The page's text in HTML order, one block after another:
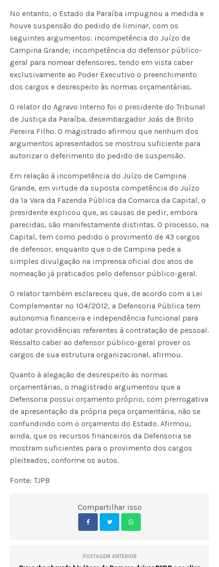
No entanto, o Estado da Paraíba impugnou a medida e
houve suspensão do pedido de liminar, com os
seguintes argumentos: incompetência do Juízo de
Campina Grande; incompetência do defensor público-
geral para nomear defensores, tendo em vista caber
exclusivamente ao Poder Executivo o preenchimento
dos cargos e desrespeito às normas orçamentárias.
O relator do Agravo Interno foi o presidente do Tribunal
de Justiça da Paraíba, desembargador Joás de Brito
Pereira Filho. O magistrado afirmou que nenhum dos
argumentos apresentados se mostrou suficiente para
autorizar o deferimento do pedido de suspensão.
Em relação à incompetência do Juízo de Campina
Grande, em virtude da suposta competência do Juízo
da 1ª Vara da Fazenda Pública da Comarca da Capital, o
presidente explicou que, as causas de pedir, embora
parecidas, são manifestamente distintas. O processo, na
Capital, tem como pedido o provimento de 43 cargos
de defensor, enquanto que o de Campina pede a
simples divulgação na imprensa oficial dos atos de
nomeação já praticados pelo defensor público-geral.
O relator também esclareceu que, de acordo com a Lei
Complementar nº 104/2012, a Defensoria Pública tem
autonomia financeira e independência funcional para
adotar providências referentes à contratação de pessoal.
Ressalto caber ao defensor público-geral prover os
cargos de sua estrutura organizacional, afirmou.
Quanto à alegação de desrespeito às normas
orçamentárias, o magistrado argumentou que a
Defensoria possui orçamento próprio, com prerrogativa
de apresentação da própria peça orçamentária, não se
confundindo com o orçamento do Estado. Afirmou,
ainda, que os recursos financeiros da Defensoria se
mostram suficientes para o provimento dos cargos
pleiteados, conforme os autos.
Fonte: TJPB
Compartilhar isso
POSTAGEM ANTERIOR